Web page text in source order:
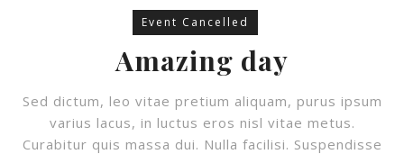
Event Cancelled
Amazing day
Sed dictum, leo vitae pretium aliquam, purus ipsum
varius lacus, in luctus eros nisl vitae metus.
Curabitur quis massa dui. Nulla facilisi. Suspendisse